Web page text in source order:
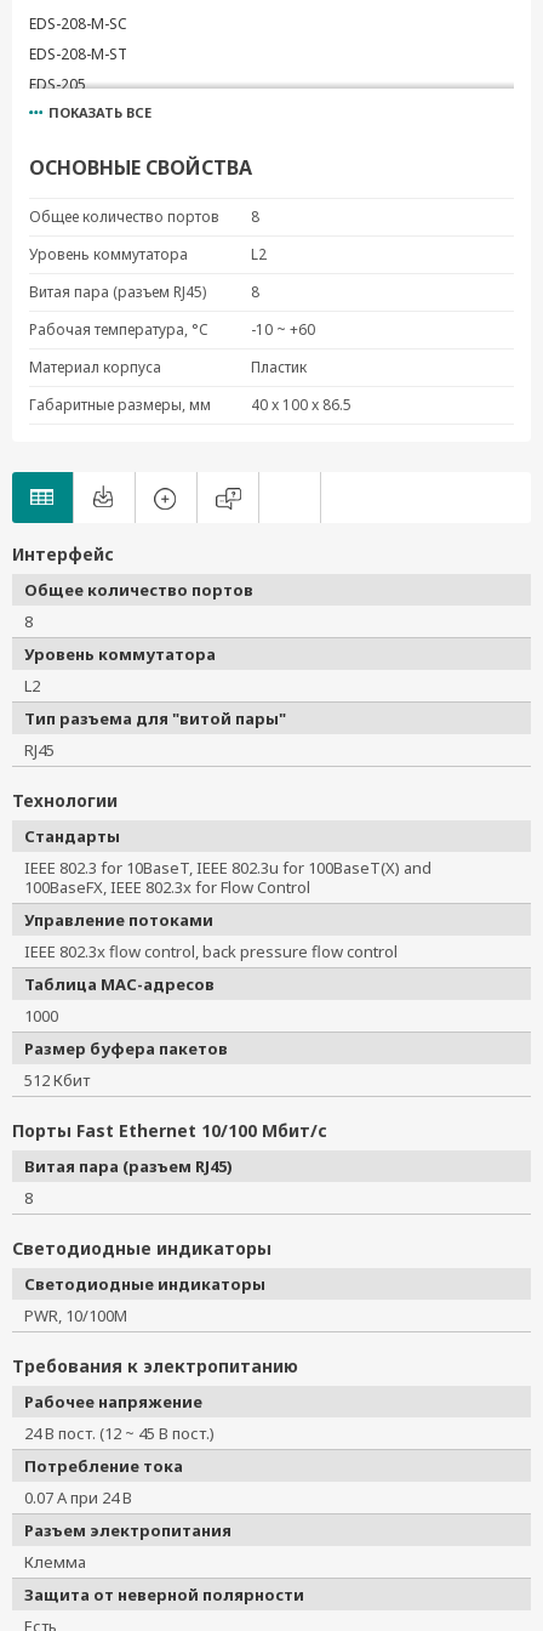
EDS-208-M-SC
EDS-208-M-ST
EDS-205
ПОКАЗАТЬ ВСЕ
ОСНОВНЫЕ СВОЙСТВА
Общее количество портов
8
Уровень коммутатора
L2
Витая пара (разъем RJ45)
8
Рабочая температура, °C
-10 ~ +60
Материал корпуса
Пластик
Габаритные размеры, мм
40 x 100 x 86.5
Интерфейс
Общее количество портов
8
Уровень коммутатора
L2
Тип разъема для "витой пары"
RJ45
Технологии
Стандарты
IEEE 802.3 for 10BaseT, IEEE 802.3u for 100BaseT(X) and
100BaseFX, IEEE 802.3x for Flow Control
Управление потоками
IEEE 802.3x flow control, back pressure flow control
Таблица MAC-адресов
1000
Размер буфера пакетов
512 Кбит
Порты Fast Ethernet 10/100 Мбит/с
Витая пара (разъем RJ45)
8
Светодиодные индикаторы
Светодиодные индикаторы
PWR, 10/100M
Требования к электропитанию
Рабочее напряжение
24 В пост. (12 ~ 45 В пост.)
Потребление тока
0.07 А при 24 В
Разъем электропитания
Клемма
Защита от неверной полярности
Есть